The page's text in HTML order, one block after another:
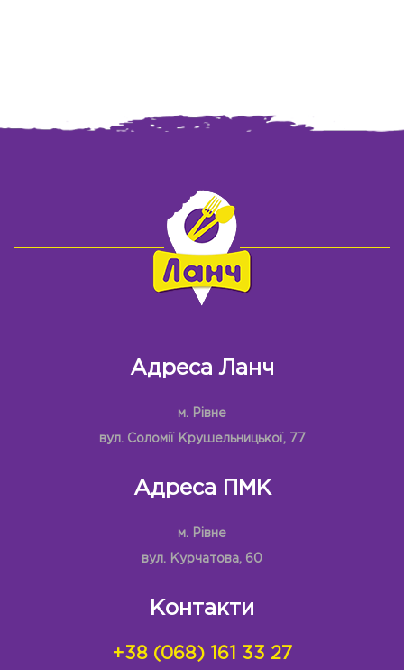
Адреса Ланч
м. Рівне
вул. Соломії Крушельницької, 77
Адреса ПМК
м. Рівне
вул. Курчатова, 60
Контакти
+38 (068) 161 33 27